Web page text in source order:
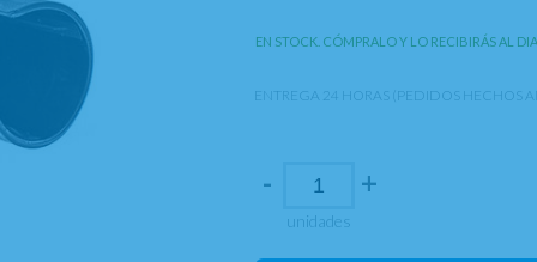
EN STOCK. CÓMPRALO Y LO RECIBIRÁS AL
ENTREGA 24 HORAS (PEDIDOS HECHOS
-
unidades
+